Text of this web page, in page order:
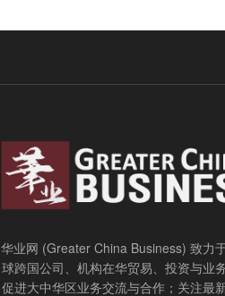
华业网 (Greater China Business) 致力
球跨国公司、机构在华贸易、投资与业
促进大中华区业务交流与合作；关注最